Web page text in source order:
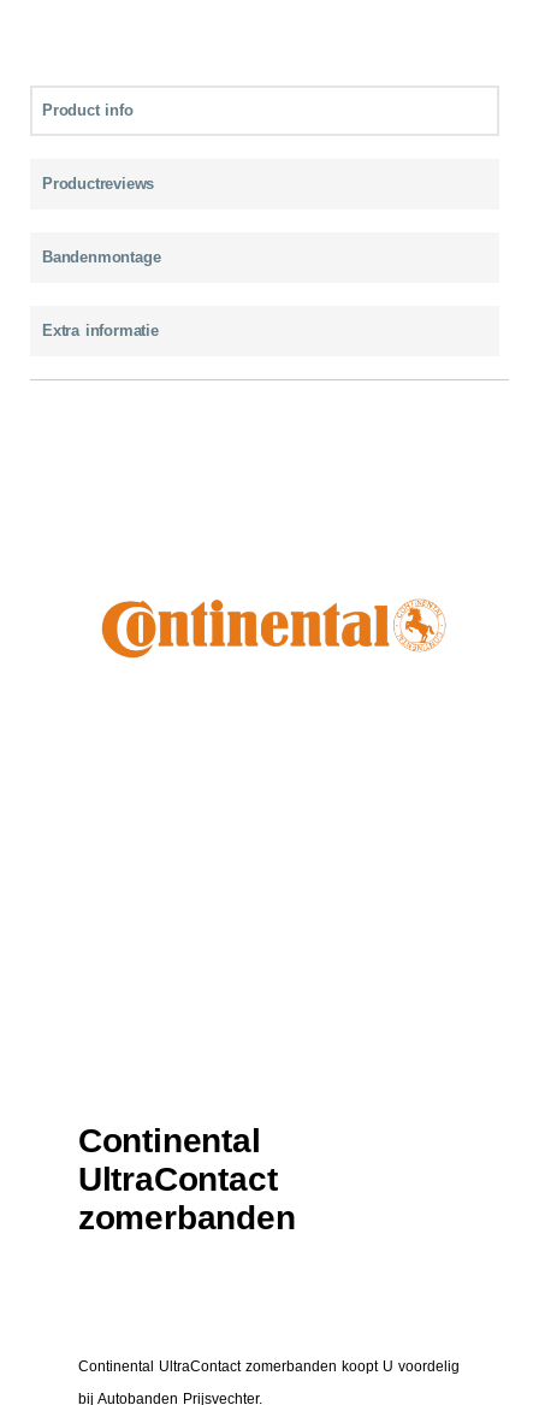
Product info
Productreviews
Bandenmontage
Extra informatie
Continental
UltraContact
zomerbanden
Continental UltraContact zomerbanden koopt U voordelig
bij Autobanden Prijsvechter.